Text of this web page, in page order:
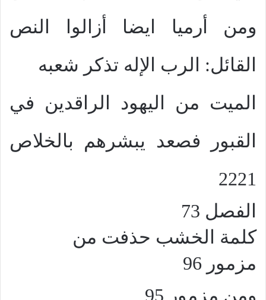
ومن أرميا ايضا أزالوا النص
القائل: الرب الإله تذكر شعبه
الميت من اليهود الراقدين في
القبور فصعد يبشرهم بالخلاص
2221
الفصل 73
كلمة الخشب حذفت من
مزمور 96
ومن مزمور 95